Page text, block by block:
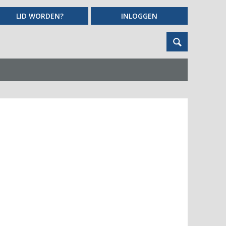
LID WORDEN? INLOGGEN